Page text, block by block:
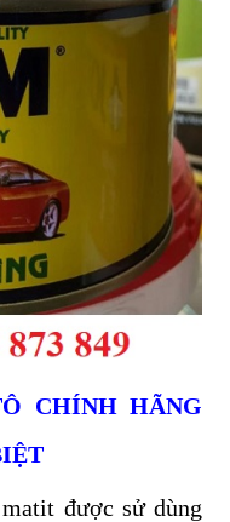
CHÍNH HÃNG
được sử dùng